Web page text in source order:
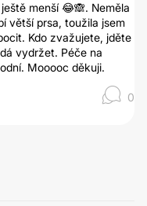
menší 😂🙈. Neměla
větší prsa, toužila jsem
Kdo zvažujete, jděte
vydržet. Péče na
Mooooc děkuji.
0